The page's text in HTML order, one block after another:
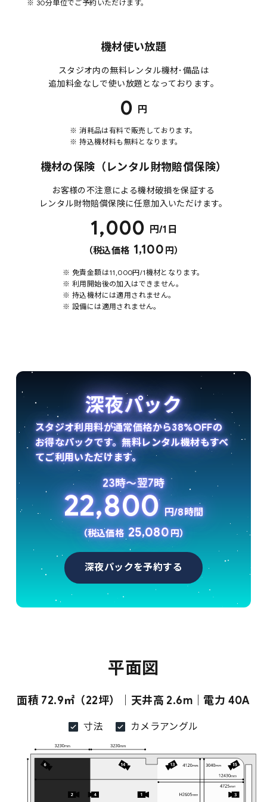
※ 30分単位でご予約いただけます。
機材使い放題
スタジオ内の無料レンタル機材･備品は
追加料金なしで使い放題となっております。
0 円
※ 消耗品は有料で販売しております。
※ 持込機材料も無料となります。
機材の保険（レンタル財物賠償保険）
お客様の不注意による機材破損を保証する
レンタル財物賠償保険に任意加入いただけます。
1,000 円/1日
（税込価格 1,100 円）
※ 免責金額は11,000円/1機材となります。
※ 利用開始後の加入はできません。
※ 持込機材には適用されません。
※ 設備には適用されません。
深夜パック
スタジオ利用料が通常価格から38%OFFの
お得なパックです。無料レンタル機材もすべ
てご利用いただけます。
23時〜翌7時
22,800 円/8時間
（税込価格 25,080 円）
深夜パックを予約する
平面図
面積 72.9㎡（22坪）｜天井高 2.6m｜電力 40A
寸法 カメラアングル